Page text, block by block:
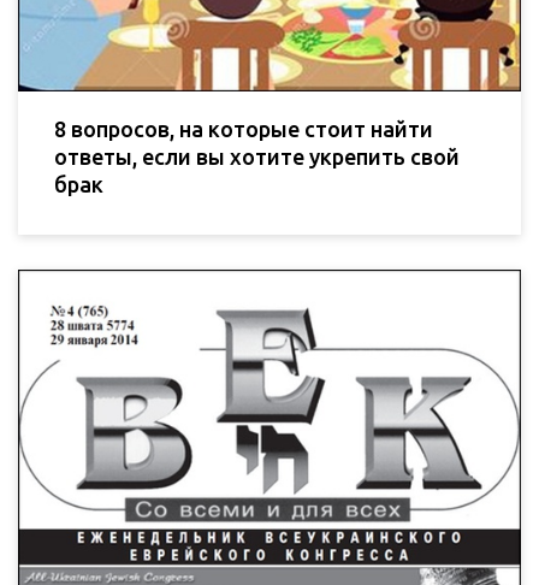
8 вопросов, на которые стоит найти
ответы, если вы хотите укрепить свой
брак